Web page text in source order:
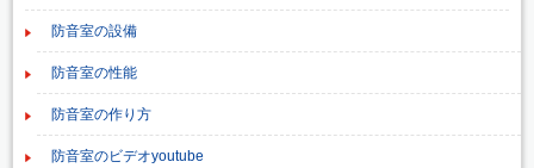
防音室の設備
防音室の性能
防音室の作り方
防音室のビデオyoutube